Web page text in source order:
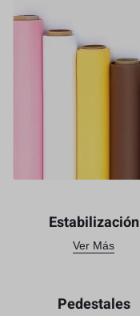
Estabilización
Ver Más
Pedestales